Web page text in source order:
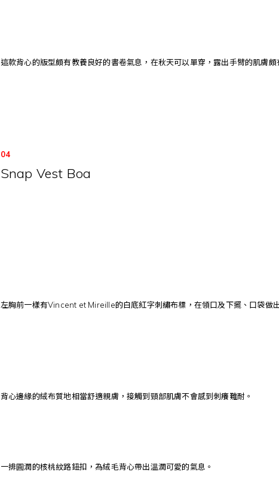
這款背心的版型頗有教養良好的書卷氣息，在秋天可以單穿，露出手臂的肌膚
04
Snap Vest Boa
左胸前一樣有Vincent et Mireille的白底紅字刺繡布標，在領口及下擺、口袋做
背心邊緣的絨布質地相當舒適親膚，接觸到頸部肌膚不會感到刺癢難耐。
一排圓潤的核桃紋路鈕扣，為絨毛背心帶出溫潤可愛的氣息。